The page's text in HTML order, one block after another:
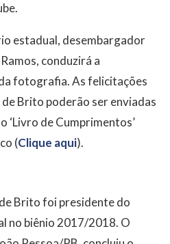
estadual, desembargador
conduzirá a
fotografia. As felicitações
Brito poderão ser enviadas
‘Livro de Cumprimentos’
(Clique aqui).
Brito foi presidente do
no biênio 2017/2018. O